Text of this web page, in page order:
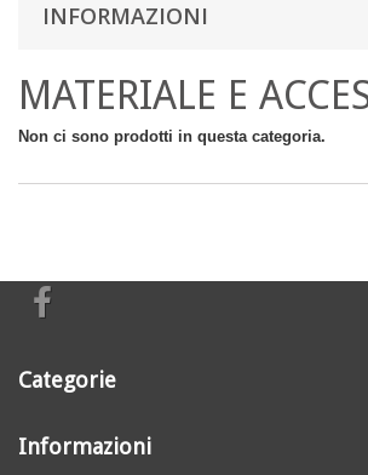
INFORMAZIONI
MATERIALE E
Non ci sono prodotti in questa categoria.
Categorie
Informazioni